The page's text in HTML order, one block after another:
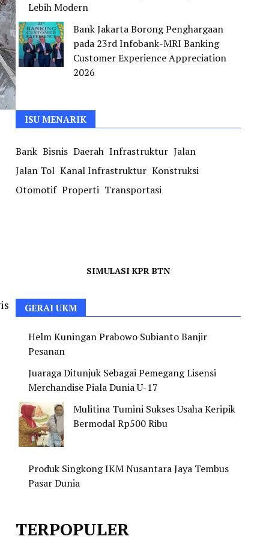
Lebih Modern
Bank Jakarta Borong Penghargaan
pada 23rd Infobank-MRI Banking
Customer Experience Appreciation
2026
ISU MENARIK
Bank Bisnis Daerah Infrastruktur Jalan
Jalan Tol Kanal Infrastruktur Konstruksi
Otomotif Properti Transportasi
SIMULASI KPR BTN
GERAI UKM
Helm Kuningan Prabowo Subianto Banjir
Pesanan
Juaraga Ditunjuk Sebagai Pemegang Lisensi
Merchandise Piala Dunia U-17
Mulitina Tumini Sukses Usaha Keripik
Bermodal Rp500 Ribu
Produk Singkong IKM Nusantara Jaya Tembus
Pasar Dunia
TERPOPULER